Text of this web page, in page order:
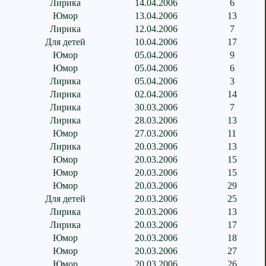
Лирика 14.04.2006
6
Юмор 13.04.2006
13
Лирика 12.04.2006
7
Для детей 10.04.2006
17
Юмор 05.04.2006
9
Юмор 05.04.2006
6
Лирика 05.04.2006
3
Лирика 02.04.2006
14
Лирика 30.03.2006
7
Лирика 28.03.2006
13
Юмор 27.03.2006
11
Лирика 20.03.2006
13
Юмор 20.03.2006
15
Юмор 20.03.2006
15
Юмор 20.03.2006
29
Для детей 20.03.2006
25
Лирика 20.03.2006
13
Лирика 20.03.2006
17
Юмор 20.03.2006
18
Юмор 20.03.2006
27
Юмор 20.03.2006 26